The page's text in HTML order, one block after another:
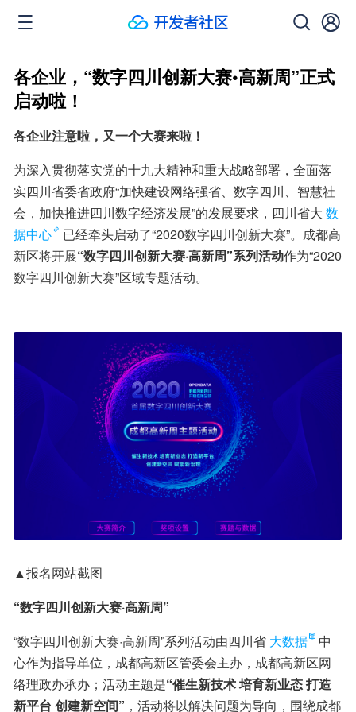
各企业，“数字四川创新大赛•高新周”正式
启动啦！
各企业注意啦，又一个大赛来啦！
为深入贯彻落实党的十九大精神和重大战略部署，全面落
实四川省委省政府“加快建设网络强省、数字四川、智慧社
会，加快推进四川数字经济发展”的发展要求，四川省大 数
据中心
已经牵头启动了“2020数字四川创新大赛”。成都高
新区将开展“数字四川创新大赛·高新周”系列活动作为“2020
数字四川创新大赛”区域专题活动。
▲报名网站截图
“数字四川创新大赛·高新周”
“数字四川创新大赛·高新周”系列活动由四川省 大数据
中
心作为指导单位，成都高新区管委会主办，成都高新区网
络理政办承办；活动主题是“催生新技术 培育新业态 打造
新平台 创建新空间” ，活动将以解决问题为导向，围绕成都